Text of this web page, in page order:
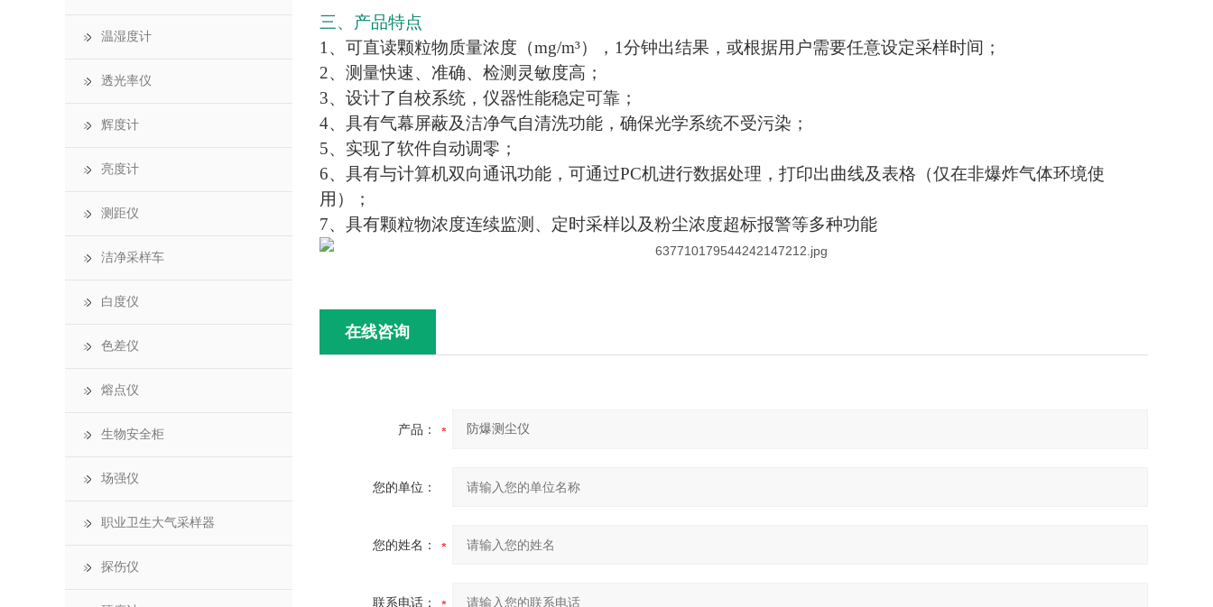
三、产品特点
1、可直读颗粒物质量浓度（mg/m³），1分钟出结果，或根据用户需要任意设定采样时间；
2、测量快速、准确、检测灵敏度高；
3、设计了自校系统，仪器性能稳定可靠；
4、具有气幕屏蔽及洁净气自清洗功能，确保光学系统不受污染；
5、实现了软件自动调零；
6、具有与计算机双向通讯功能，可通过PC机进行数据处理，打印出曲线及表格（仅在非爆炸气体环境使
用）；
7、具有颗粒物浓度连续监测、定时采样以及粉尘浓度超标报警等多种功能
在线咨询
产品：
您的单位：
您的姓名：
联系电话：
温湿度计
透光率仪
辉度计
亮度计
测距仪
洁净采样车
白度仪
色差仪
熔点仪
生物安全柜
场强仪
职业卫生大气采样器
探伤仪